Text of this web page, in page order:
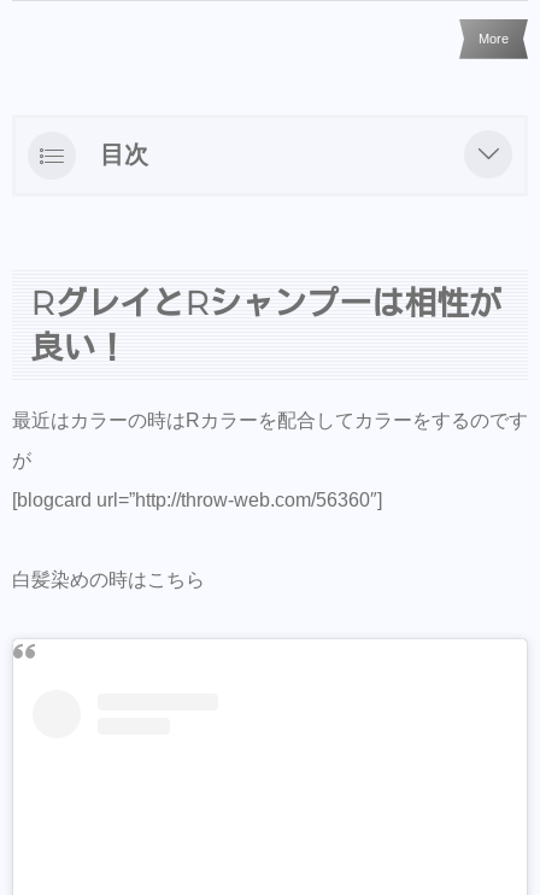
More
目次
買えるようになりました
【EMANON 銀座 SHARE SALON】
ご来店前のカルテの事前登録が時短でオスス
同時にこちらもダウンロードして頂き新規登
美容師の方にはこちらもオススメ。SNSプロ
【Routine 】メンバー募集中
RグレイとRシャンプーは相性が
良い！
最近はカラーの時はRカラーを配合してカラーをするのです
が
[blogcard url=”http://throw-web.com/56360″]
白髪染めの時はこちら